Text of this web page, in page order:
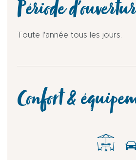
Période
Toute l'année tous les jours.
Confort &